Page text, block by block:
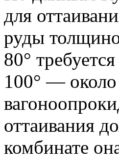
для
руды
80°
100° —
оттаивания
комбинате